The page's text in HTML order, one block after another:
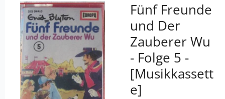
Fünf Freunde
und Der
Zauberer Wu
- Folge 5 -
[Musikkassett
e]